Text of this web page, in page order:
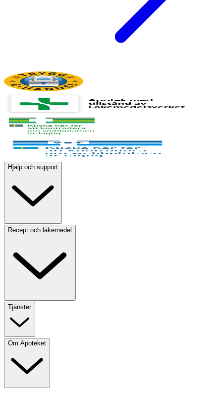
Hjälp och support
Recept och läkemedel
Tjänster
Om Apoteket